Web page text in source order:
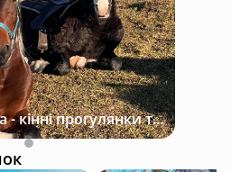
Ранчо Скарбова Гора - кінні прогулянки та відпочинок за 25 км від Львова